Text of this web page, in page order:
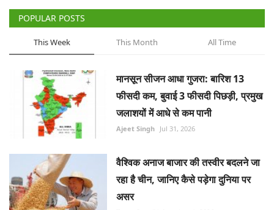
Agriculture Conclave and NACOF
Awards 2022
Agri Start-Ups
Language
English Hindi
POPULAR POSTS
This Week This Month All Time
मानसून सीजन आधा गुजरा: बारिश 13
फीसदी कम, बुवाई 3 फीसदी पिछड़ी, प्रमुख
जलाशयों में आधे से कम पानी
Ajeet Singh Jul 31, 2026
वैश्विक अनाज बाजार की तस्वीर बदलने जा
रहा है चीन, जानिए कैसे पड़ेगा दुनिया पर
असर